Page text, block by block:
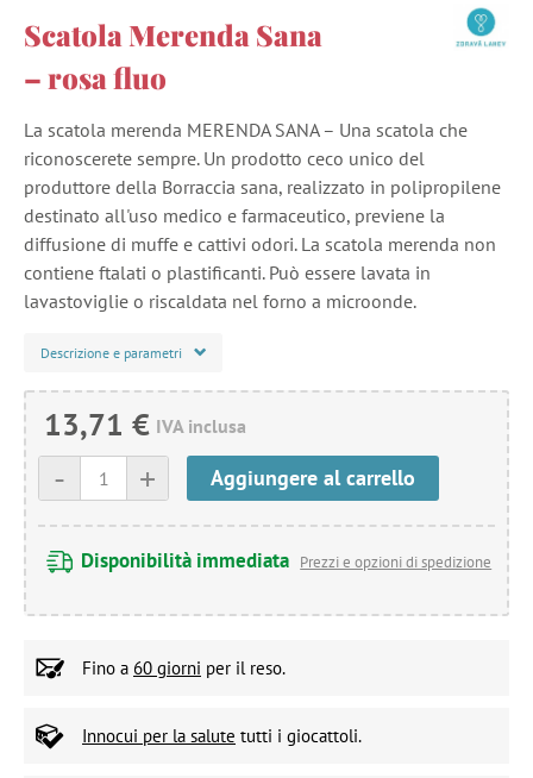
Scatola Merenda Sana
– rosa fluo
La scatola merenda MERENDA SANA – Una scatola che
riconoscerete sempre. Un prodotto ceco unico del
produttore della Borraccia sana, realizzato in polipropilene
destinato all'uso medico e farmaceutico, previene la
diffusione di muffe e cattivi odori. La scatola merenda non
contiene ftalati o plastificanti. Può essere lavata in
lavastoviglie o riscaldata nel forno a microonde.
Descrizione e parametri
13,71 € IVA inclusa
+
- Aggiungere al carrello
Disponibilità immediata Prezzi e opzioni di spedizione
Fino a 60 giorni per il reso.
Innocui per la salute tutti i giocattoli.